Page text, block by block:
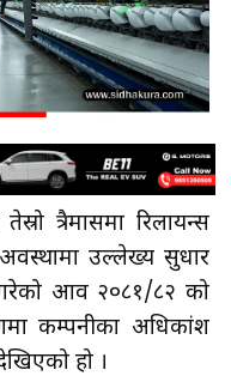
त्रैमासमा रिलायन्स
अवस्थामा उल्लेख्य सुधार
आव २०८१/८२ को
कम्पनीका अधिकांश
हो ।